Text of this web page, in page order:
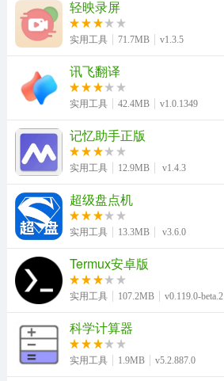
轻映录屏
实用工具 71.7MB v1.3.5
讯飞翻译
实用工具 42.4MB v1.0.1349
记忆助手正版
实用工具 12.9MB v1.4.3
超级盘点机
实用工具 13.3MB v3.6.0
Termux安卓版
实用工具 107.2MB v0.119.0-beta.2
科学计算器
实用工具 1.9MB v5.2.887.0